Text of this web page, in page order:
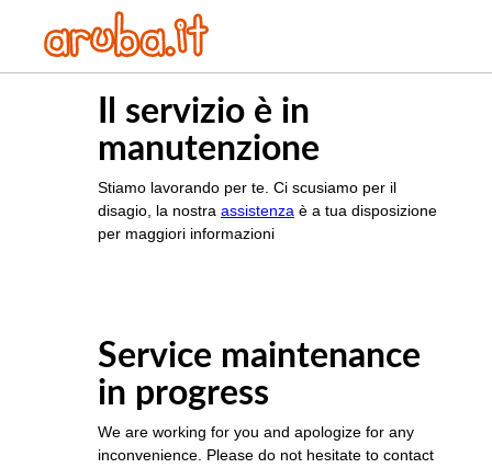
Il servizio è in
manutenzione
Stiamo lavorando per te. Ci scusiamo per il
disagio, la nostra assistenza è a tua disposizione
per maggiori informazioni
Service maintenance
in progress
We are working for you and apologize for any
inconvenience. Please do not hesitate to contact